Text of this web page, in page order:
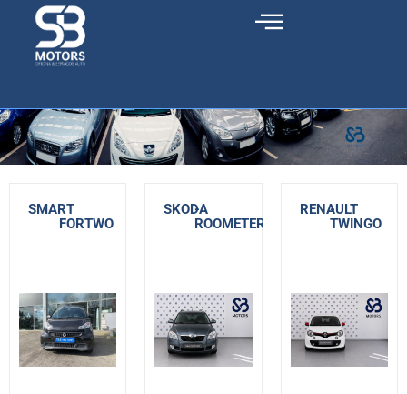
SMART
-
FORTWO
SKODA
-
ROOMETER
RENAULT
-
TWINGO